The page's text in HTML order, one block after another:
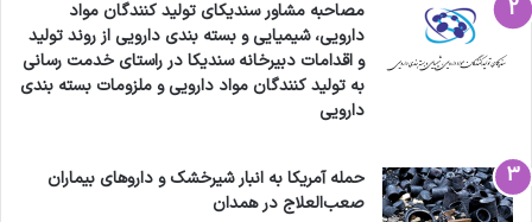
مصاحبه مشاور سندیکای تولید کنندگان مواد
دارویی، شیمیایی و بسته بندی دارویی از روند تولید
و اقدامات دبیرخانه سندیکا در راستای خدمت رسانی
به تولید کنندگان مواد دارویی و ملزومات بسته بندی
دارویی
حمله آمریکا به انبار شیرخشک و داروهای بیماران
صعب‌العلاج در همدان